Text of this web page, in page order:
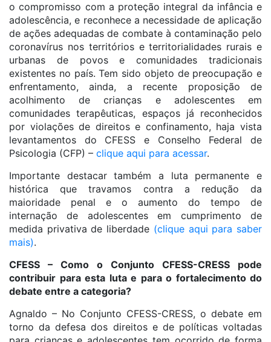
o compromisso com a proteção integral da infância e
adolescência, e reconhece a necessidade de aplicação
de ações adequadas de combate à contaminação pelo
coronavírus nos territórios e territorialidades rurais e
urbanas de povos e comunidades tradicionais
existentes no país. Tem sido objeto de preocupação e
enfrentamento, ainda, a recente proposição de
acolhimento de crianças e adolescentes em
comunidades terapêuticas, espaços já reconhecidos
por violações de direitos e confinamento, haja vista
levantamentos do CFESS e Conselho Federal de
Psicologia (CFP) – clique aqui para acessar.
Importante destacar também a luta permanente e
histórica que travamos contra a redução da
maioridade penal e o aumento do tempo de
internação de adolescentes em cumprimento de
medida privativa de liberdade (clique aqui para saber
mais).
CFESS – Como o Conjunto CFESS-CRESS pode
contribuir para esta luta e para o fortalecimento do
debate entre a categoria?
Agnaldo – No Conjunto CFESS-CRESS, o debate em
torno da defesa dos direitos e de políticas voltadas